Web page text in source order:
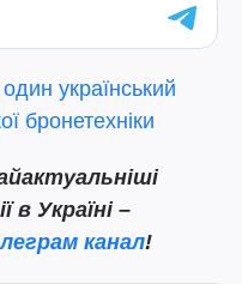
український
бронетехніки
в Україні –
канал!